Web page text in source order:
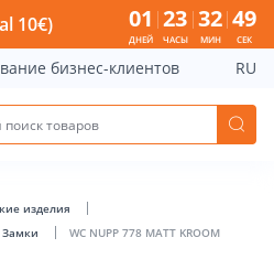
- Bauhof has loaded
10€) 01
ДНЕЙ
23
ЧАСЫ
32
МИН
49
СЕК
бизнес-клиентов RU
изделия
Замки WC NUPP 778 MATT KROOM